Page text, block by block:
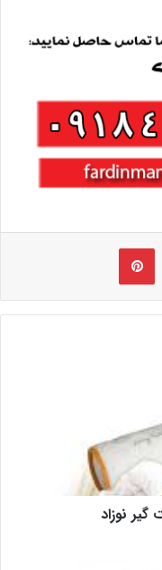
لینکدین ‫پین‌ترست
نوزاد